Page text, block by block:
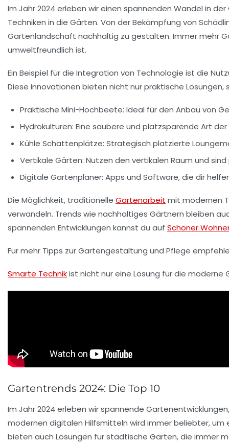
Im Jahr 2024 erleben wir einen spannenden Wandel in der
Techniken in die Gärten. Von der Bekämpfung von
Gartenlandschaft nachhaltig zu gestalten. Immer mehr
umweltfreundlich ist.
Ein Beispiel für die Integration von Technologie ist die
Diese Innovationen bieten nicht nur praktische
Praktische Mini-Hochbeete: Ideal für den Anbau von
Hydrokulturen: Eine saubere und platzsparende Art
Kühle Schattenplätze: Strategisch platzierte
Vertikale Gärten: Nutzen den vertikalen Raum und
Digitale Gartenplaner: Apps und Software, die dir
Die Möglichkeit, traditionelle Gartenarbeit mit modernen
verwandeln. Trends wie nachhaltiges Gärtnern bleiben
spannenden Entwicklungen kannst du auf Schöner
Für mehr Tipps zurGartengestaltung und Pflege
Smarte Technikist nicht nur eine Lösung für die
Gartentrends 2024: Die Top 10
Im Jahr2024 erleben wir spannende
modernen digitalen Hilfsmitteln wird immer beliebter, um
bieten auch Lösungen für städtische Gärten, die immer